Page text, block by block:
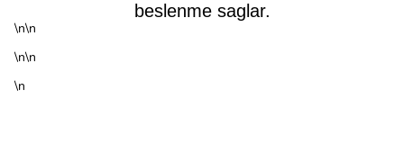
beslenme saglar.
\n\n
\n\n
\n